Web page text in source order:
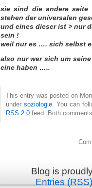
sie sind die andere
stehen der universalen
und eines dieser ist > nur
sein !
weil nur es …. sich selbst
also nur wer sich um
eine haben …..
This entry was posted on
undersoziologie. You can
RSS 2.0 feed. Both
Blog is
Entries (RSS)